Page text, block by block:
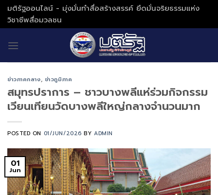
Skip
to
content
มติรัฐออนไลน์ - มุ่งมั่นทำสื่อสร้างสรรค์ ยึดมั่นจริยธรรมแห่ง
วิชาชีพสื่อมวลชน
ข่าวภาคกลาง, ข่าวภูมิภาค
สมุทรปราการ – ชาวบางพลีแห่ร่วมกิจกรรม
เวียนเทียนวัดบางพลีใหญ่กลางจำนวนมาก
POSTED ON 01/JUN/2026 BYADMIN
01
Jun